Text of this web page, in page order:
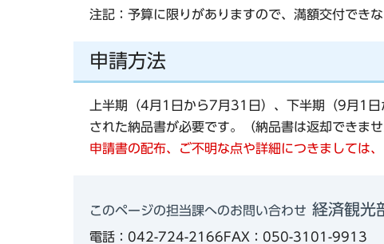
注記：予算に限りがありますので、満額交付できな
申請方法
上半期（4月1日から7月31日）、下半期（9月1
された納品書が必要です。（納品書は返却できませ
申請書の配布、ご不明な点や詳細につきましては
このページの担当課へのお問い合わせ 経済観光
電話：042-724-2166FAX：050-3101-9913